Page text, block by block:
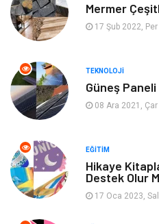
Yapı İnşaat
Hizmet
Tatil
Organizasyon
Spor
Mermer
17 Şub 2022, Per
TEKNOLOJI
Güneş
08 Ara 2021, Çar
EĞITIM
Hikaye
Destek Olur
17 Oca 2023, Sal